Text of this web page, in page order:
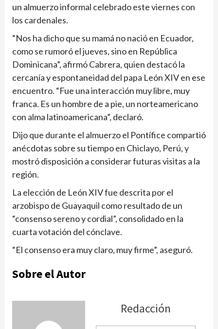
un almuerzo informal celebrado este viernes con
los cardenales.
“Nos ha dicho que su mamá no nació en Ecuador,
como se rumoró el jueves, sino en República
Dominicana”, afirmó Cabrera, quien destacó la
cercanía y espontaneidad del papa León XIV en ese
encuentro. “Fue una interacción muy libre, muy
franca. Es un hombre de a pie, un norteamericano
con alma latinoamericana”, declaró.
Dijo que durante el almuerzo el Pontífice compartió
anécdotas sobre su tiempo en Chiclayo, Perú, y
mostró disposición a considerar futuras visitas a la
región.
La elección de León XIV fue descrita por el
arzobispo de Guayaquil como resultado de un
“consenso sereno y cordial”, consolidado en la
cuarta votación del cónclave.
“El consenso era muy claro, muy firme”, aseguró.
Sobre el Autor
Redacción